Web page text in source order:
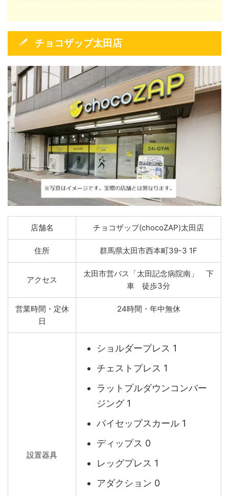
チョコザップ太田店
店舗名 チョコザップ(chocoZAP)太田店
住所 群馬県太田市西本町39-3 1F
アクセス
太田市営バス「太田記念病院南」 下
車 徒歩3分
営業時間・定休
日
24時間・年中無休
設置器具
ショルダープレス 1
チェストプレス 1
ラットプルダウンコンバー
ジング 1
バイセップスカール 1
ディップス 0
レッグプレス 1
アダクション 0